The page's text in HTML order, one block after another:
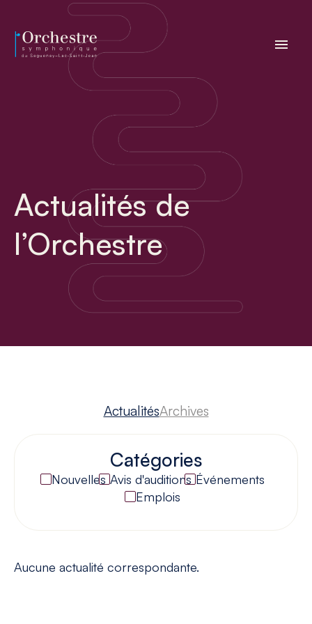
menu
Actualités de
l’Orchestre
ActualitésArchives
Catégories
Nouvelles Avis d'auditions Événements
Emplois
Aucune actualité correspondante.